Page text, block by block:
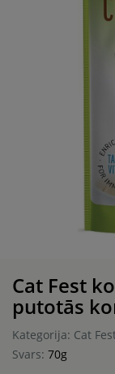
Cat Fest
putotās
Kategorija: Cat
Svars: 70g